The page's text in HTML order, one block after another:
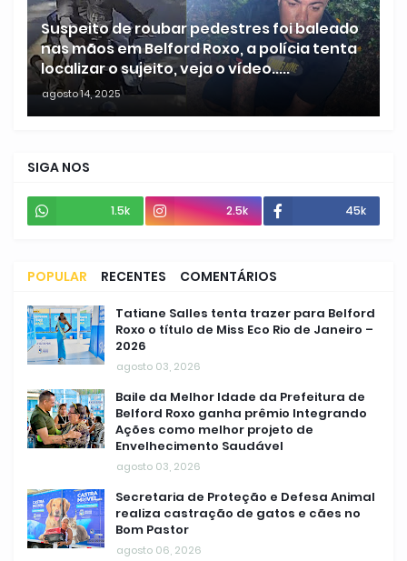
Suspeito de roubar pedestres foi baleado
nas mãos em Belford Roxo, a polícia tenta
localizar o sujeito, veja o vídeo.....
agosto 14, 2025
SIGA NOS
1.5k 2.5k 45k
POPULAR RECENTES COMENTÁRIOS
Tatiane Salles tenta trazer para Belford
Roxo o título de Miss Eco Rio de Janeiro –
2026
agosto 03, 2026
Baile da Melhor Idade da Prefeitura de
Belford Roxo ganha prêmio Integrando
Ações como melhor projeto de
Envelhecimento Saudável
agosto 03, 2026
Secretaria de Proteção e Defesa Animal
realiza castração de gatos e cães no
Bom Pastor
agosto 06, 2026